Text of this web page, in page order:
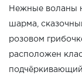
Нежные воланы
шарма,
розовом
расположен